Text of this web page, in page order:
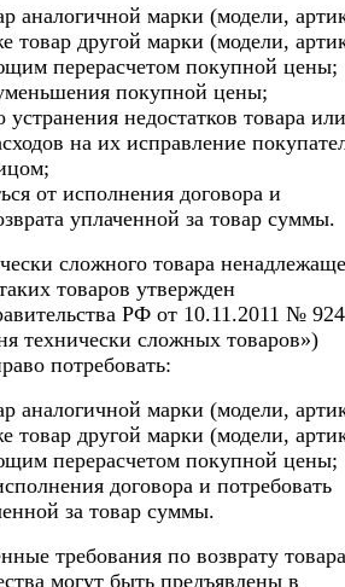
аналогичной марки (модели,
товар другой марки (модели,
перерасчетом покупной цены;
покупной цены;
устранения недостатков товара или
на их исправление
от исполнения договора и
уплаченной за товар суммы.
сложного товара
товаров утвержден
РФ от 10.11.2011 №
технически сложных товаров»)
потребовать:
аналогичной марки (модели,
товар другой марки (модели,
перерасчетом покупной цены;
договора и потребовать
за товар суммы.
требования по возврату товара
могут быть предъявлены в